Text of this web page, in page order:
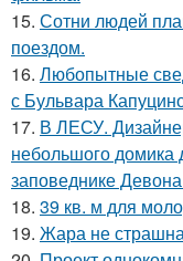
15. Сотни людей
поездом.
16. Любопытные
с Бульвара
17. В ЛЕСУ.
небольшого домика
заповеднике
18. 39 кв. м для
19. Жара не